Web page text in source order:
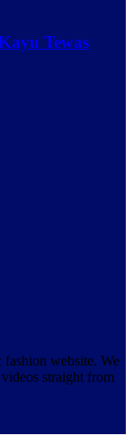
Tewas
fashion website. We
straight from